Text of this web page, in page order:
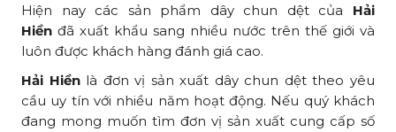
Hiện nay các sản phẩm dây chun dệt của Hải
Hiền đã xuất khẩu sang nhiều nước trên thế giới và
luôn được khách hàng đánh giá cao.
Hải Hiềnlà đơn vị sản xuất dây chun dệt theo yêu
cầu uy tín với nhiều năm hoạt động. Nếu quý khách
đang mong muốn tìm đơn vị sản xuất cung cấp số